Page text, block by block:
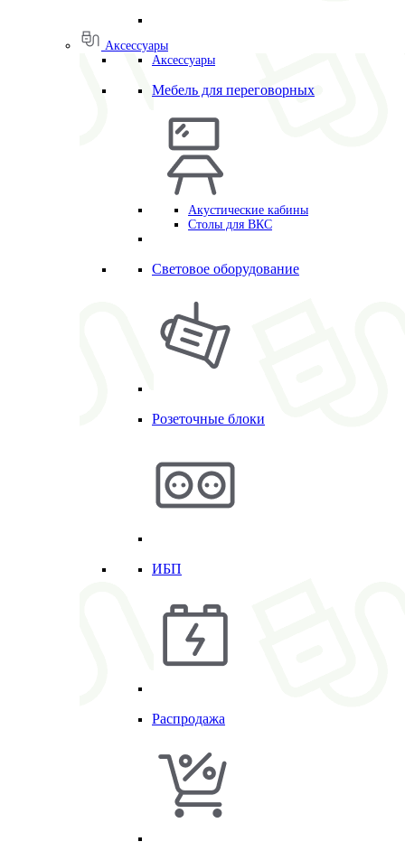
Аксессуары
Аксессуары
Мебель для переговорных
Акустические кабины
Столы для ВКС
Световое оборудование
Розеточные блоки
ИБП
Распродажа